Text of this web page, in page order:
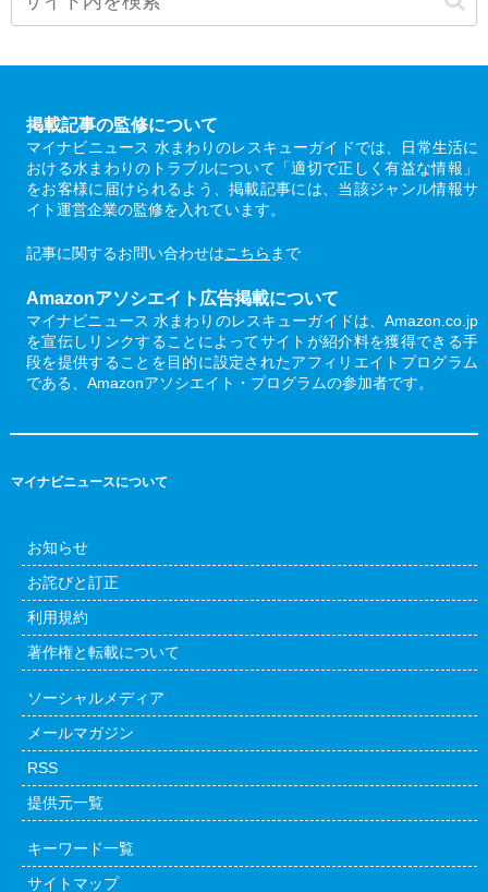
掲載記事の監修について
マイナビニュース 水まわりのレスキューガイドでは、日常生活に
おける水まわりのトラブルについて「適切で正しく有益な情報」
をお客様に届けられるよう、掲載記事には、当該ジャンル情報サ
イト運営企業の監修を入れています。
記事に関するお問い合わせはこちら まで
Amazonアソシエイト広告掲載について
マイナビニュース 水まわりのレスキューガイドは、Amazon.co.jp
を宣伝しリンクすることによってサイトが紹介料を獲得できる手
段を提供することを目的に設定されたアフィリエイトプログラム
である、Amazonアソシエイト・プログラムの参加者です。
マイナビニュースについて
お知らせ
お詫びと訂正
利用規約
著作権と転載について
ソーシャルメディア
メールマガジン
RSS
提供元一覧
キーワード一覧
サイトマップ